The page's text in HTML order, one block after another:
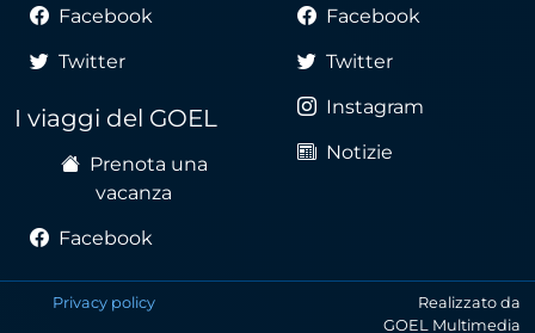
Facebook
Twitter
I viaggi del GOEL
Prenota una
vacanza
Facebook
Facebook
Twitter
Instagram
Notizie
Privacy policy
Realizzato da
GOEL Multimedia